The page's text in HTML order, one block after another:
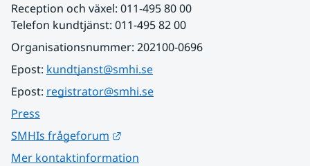
Reception och växel: 011-495 80 00
Telefon kundtjänst: 011-495 82 00
Organisationsnummer: 202100-0696
Epost: kundtjanst@smhi.se
Epost: registrator@smhi.se
Press
SMHIs frågeforum
Mer kontaktinformation